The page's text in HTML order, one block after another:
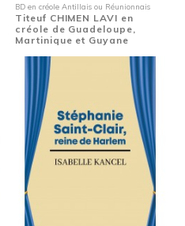
BD en créole Antillais ou Réunionnais
Titeuf CHIMEN LAVI en
créole de Guadeloupe,
Martinique et Guyane